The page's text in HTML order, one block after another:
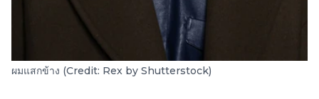
ผมแสกข้าง (Credit: Rex by Shutterstock)